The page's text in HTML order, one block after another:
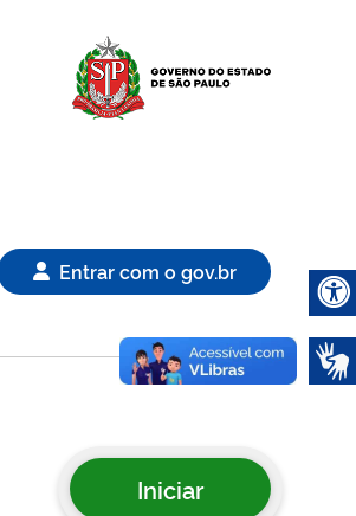
Entrar com o gov.br
Iniciar